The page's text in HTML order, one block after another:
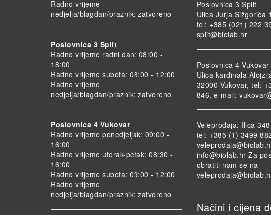
Radno vrijeme
nedjelja/blagdan/praznik: zatvoreno
Poslovnica 3 Split
Radno vrijeme radni dan: 08:00 -
18:00
Radno vrijeme subota: 08:00 - 12:00
Radno vrijeme
nedjelja/blagdan/praznik: zatvoreno
Poslovnica 4 Vukovar
Radno vrijeme ponedjeljak: 09:00 -
16:00
Radno vrijeme utorak-petak: 08:30 -
16:00
Radno vrijeme subota: 09:00 - 12:00
Radno vrijeme
nedjelja/blagdan/praznik: zatvoreno
Poslovnica 3 Split
Ulica Jurja Šižgorića
tel: +385 (021) 222
split@biolab.hr
Poslovnica 4 Vukovar
Ulica kardinala
32000 Vukovar, tel:
846, e-mail:
Veleprodaja: Ilica
tel: +385 (1) 3499
info@biolab.hr Za
obratiti nam se na
Načini i cijena